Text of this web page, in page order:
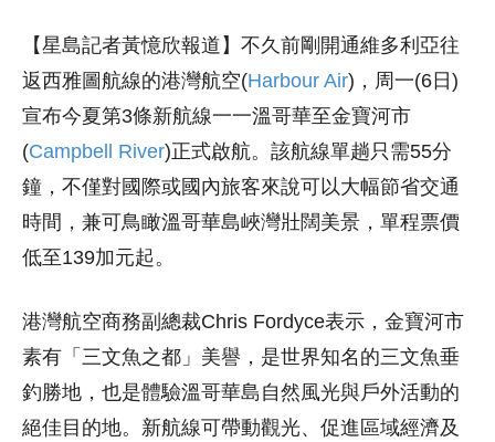
【星島記者黃憶欣報道】 不久前剛開通維多利亞往
返西雅圖航線的港灣航空(Harbour Air)，周一(6日)
宣布今夏第3條新航線一一溫哥華至金寶河市
(Campbell River)正式啟航。該航線單趟只需55分
鐘，不僅對國際或國內旅客來說可以大幅節省交通
時間，兼可鳥瞰溫哥華島峽灣壯闊美景，單程票價
低至139加元起。
港灣航空商務副總裁Chris Fordyce表示， 金寶河市
素有「三文魚之都」美譽，是世界知名的三文魚垂
釣勝地，也是體驗溫哥華島自然風光與戶外活動的
絕佳目的地。新航線可帶動觀光、促進區域經濟及